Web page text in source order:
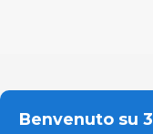
Benvenuto su